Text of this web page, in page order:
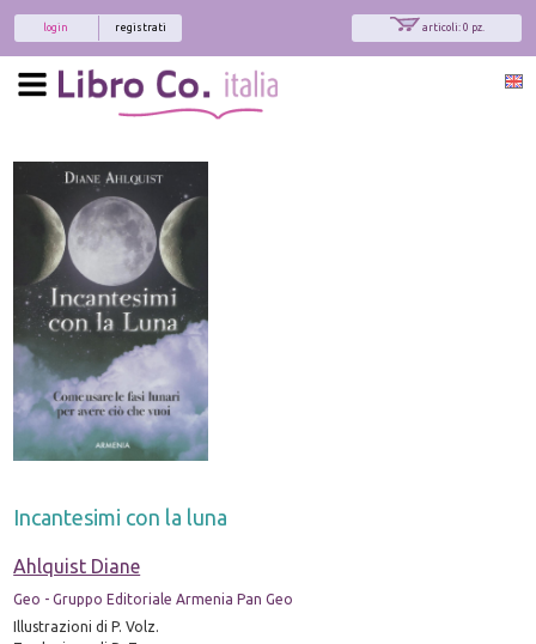
articoli: 0 pz.
registrati
login
Incantesimi con la luna
Ahlquist Diane
Geo - Gruppo Editoriale Armenia Pan Geo
Illustrazioni di P. Volz.